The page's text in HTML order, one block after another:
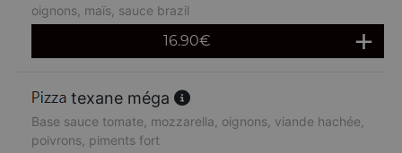
oignons, maïs, sauce brazil
16.90€
texane méga
Base sauce tomate, mozzarella, oignons, viande hachée,
poivrons, piments fort